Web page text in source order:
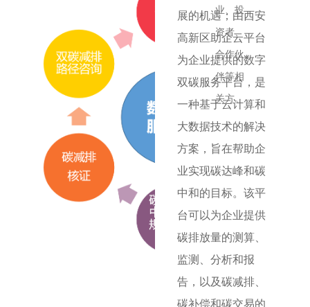
业、投
资者、
合作伙
伴等相
关方。
展的机遇；由西安
高新区助企云平台
为企业提供的数字
双碳服务平台，是
一种基于云计算和
大数据技术的解决
方案，旨在帮助企
业实现碳达峰和碳
中和的目标。该平
台可以为企业提供
碳排放量的测算、
监测、分析和报
告，以及碳减排、
碳补偿和碳交易的